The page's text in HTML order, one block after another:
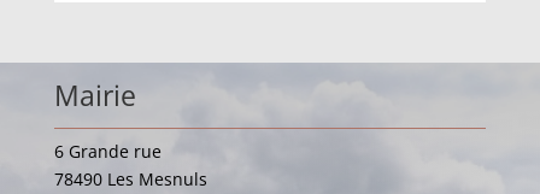
Mairie
6 Grande rue
78490 Les Mesnuls